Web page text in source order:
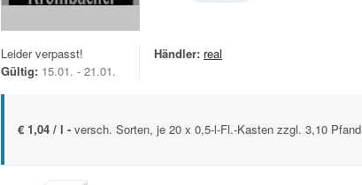
Leider verpasst!
Gültig: 15.01. - 21.01.
Händler: real
€ 1,04 / l - versch. Sorten, je 20 x 0,5-l-Fl.-Kasten zzgl. 3,10 Pfand